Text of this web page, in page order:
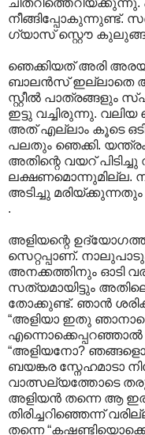
നീങ്ങിപ്പോകുന്നുണ്ട്.
ഗ്യാസ് സ്റ്റൌ
ഞെക്കിയത് അരി
ബാലൻസ് ഇല്ലാതെ
സ്റ്റീൽ
ഇട്ടു വച്ചിരുന്നു. വലിയ
അത് എല്ലാം കൂടെ
പലതും ഞെക്കി.
അതിന്റെ വയറ്
ലക്ഷണമൊന്നുമില്ല.
അടിച്ചു
.
അളിയന്റെ
സെറ്റപ്പാണ്.
അനക്കത്തിനും ഓടി
സത്യമായിട്ടും
തോക്കുണ്ട്. ഞാൻ
“അളിയാ ഇതു
എന്നൊക്കെപ്പറഞ്ഞാൽ
“അളിയനോ?
ബയങ്കര സ്നേഹമാടാ
വാത്സല്യത്തോടെ
അളിയൻ തന്നെ ആ
തിരിച്ചറിഞ്ഞെന്ന്
തന്നെ